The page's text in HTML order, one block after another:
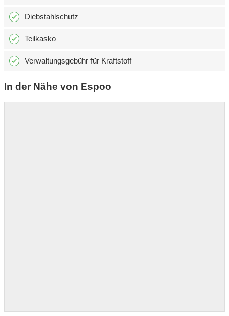
Diebstahlschutz
Teilkasko
Verwaltungsgebühr für Kraftstoff
In der Nähe von Espoo